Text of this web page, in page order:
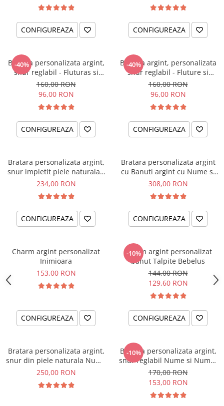
CONFIGUREAZA CONFIGUREAZA
-40%
Bratara personalizata argint,
snur reglabil - Fluturas si
Cristal
160,00 RON
96,00 RON
CONFIGUREAZA
-40%
Bratara argint, personalizata
snur reglabil - Fluture si
Cristal
160,00 RON
96,00 RON
CONFIGUREAZA
Bratara personalizata argint,
snur impletit piele naturala -
Pentru tati
234,00 RON
CONFIGUREAZA
Bratara personalizata argint
cu Banuti argint cu Nume si
charm infinit
308,00 RON
CONFIGUREAZA
Charm argint personalizat
Inimioara
153,00 RON
CONFIGUREAZA
-10%
Charm argint personalizat
banut Talpite Bebelus
144,00 RON
129,60 RON
CONFIGUREAZA
Bratara personalizata argint,
snur din piele naturala Nume
& Simbol
250,00 RON
-10%
Bratara personalizata argint,
snur reglabil Nume si Numar
telefon
170,00 RON
153,00 RON